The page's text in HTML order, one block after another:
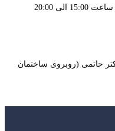
20:00
حاتمی (روبروی ساختمان